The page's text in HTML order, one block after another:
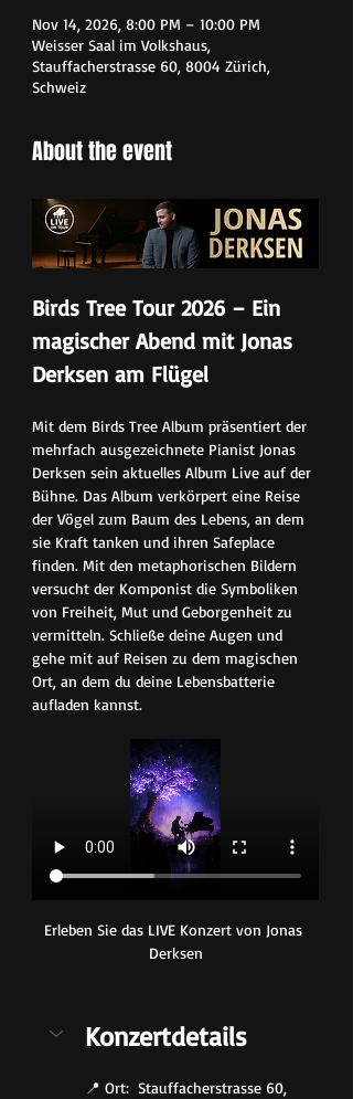
Nov 14, 2026, 8:00 PM – 10:00 PM
Weisser Saal im Volkshaus,
Stauffacherstrasse 60, 8004 Zürich,
Schweiz
About the event
Birds Tree Tour 2026 – Ein
magischer Abend mit Jonas
Derksen am Flügel
Mit dem Birds Tree Album präsentiert der
mehrfach ausgezeichnete Pianist Jonas
Derksen sein aktuelles Album Live auf der
Bühne. Das Album verkörpert eine Reise
der Vögel zum Baum des Lebens, an dem
sie Kraft tanken und ihren Safeplace
finden. Mit den metaphorischen Bildern
versucht der Komponist die Symboliken
von Freiheit, Mut und Geborgenheit zu
vermitteln. Schließe deine Augen und
gehe mit auf Reisen zu dem magischen
Ort, an dem du deine Lebensbatterie
aufladen kannst.
Erleben Sie das LIVE Konzert von Jonas
Derksen
Konzertdetails
📍 Ort:  Stauffacherstrasse 60,